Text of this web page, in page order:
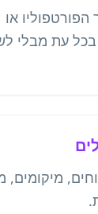
או
עת מבלי
מיקומים,